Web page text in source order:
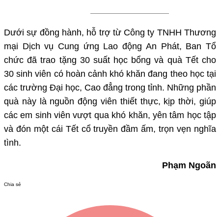
Dưới sự đồng hành, hỗ trợ từ Công ty TNHH Thương
mại Dịch vụ Cung ứng Lao động An Phát, Ban Tổ
chức đã trao tặng 30 suất học bổng và quà Tết cho
30 sinh viên có hoàn cảnh khó khăn đang theo học tại
các trường Đại học, Cao đẳng trong tỉnh. Những phần
quà này là nguồn động viên thiết thực, kịp thời, giúp
các em sinh viên vượt qua khó khăn, yên tâm học tập
và đón một cái Tết cổ truyền đầm ấm, trọn vẹn nghĩa
tình.
Phạm Ngoãn
Chia sẻ